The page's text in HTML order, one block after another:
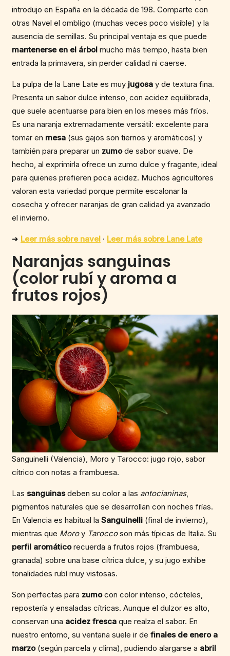
introdujo en España en la década de 198. Comparte con
otras Navel el ombligo (muchas veces poco visible) y la
ausencia de semillas. Su principal ventaja es que puede
mantenerse en el árbol mucho más tiempo, hasta bien
entrada la primavera, sin perder calidad ni caerse.
La pulpa de la Lane Late es muy jugosa y de textura fina.
Presenta un sabor dulce intenso, con acidez equilibrada,
que suele acentuarse para bien en los meses más fríos.
Es una naranja extremadamente versátil: excelente para
tomar en mesa (sus gajos son tiernos y aromáticos) y
también para preparar un zumode sabor suave. De
hecho, al exprimirla ofrece un zumo dulce y fragante, ideal
para quienes prefieren poca acidez. Muchos agricultores
valoran esta variedad porque permite escalonar la
cosecha y ofrecer naranjas de gran calidad ya avanzado
el invierno.
➜ Leer más sobre navel · Leer más sobre Lane Late
Naranjas sanguinas
(color rubí y aroma a
frutos rojos)
Sanguinelli (Valencia), Moro y Tarocco: jugo rojo, sabor
cítrico con notas a frambuesa.
Las sanguinasdeben su color a las antocianinas,
pigmentos naturales que se desarrollan con noches frías.
En Valencia es habitual la Sanguinelli (final de invierno),
mientras que Moroy Taroccoson más típicas de Italia. Su
perfil aromáticorecuerda a frutos rojos (frambuesa,
granada) sobre una base cítrica dulce, y su jugo exhibe
tonalidades rubí muy vistosas.
Son perfectas para zumocon color intenso, cócteles,
repostería y ensaladas cítricas. Aunque el dulzor es alto,
conservan una acidez fresca que realza el sabor. En
nuestro entorno, su ventana suele ir de finales de enero a
marzo(según parcela y clima), pudiendo alargarse a abril